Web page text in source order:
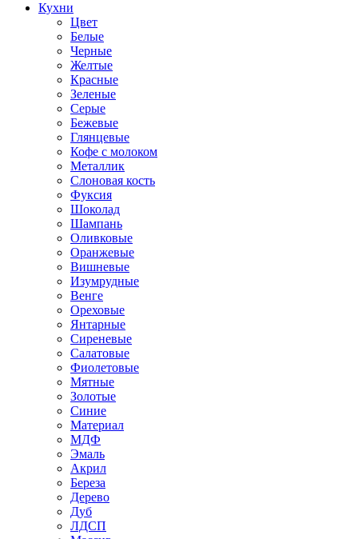
Кухни
Цвет
Белые
Черные
Желтые
Красные
Зеленые
Серые
Бежевые
Глянцевые
Кофе с молоком
Металлик
Слоновая кость
Фуксия
Шоколад
Шампань
Оливковые
Оранжевые
Вишневые
Изумрудные
Венге
Ореховые
Янтарные
Сиреневые
Салатовые
Фиолетовые
Мятные
Золотые
Синие
Материал
МДФ
Эмаль
Акрил
Береза
Дерево
Дуб
ЛДСП